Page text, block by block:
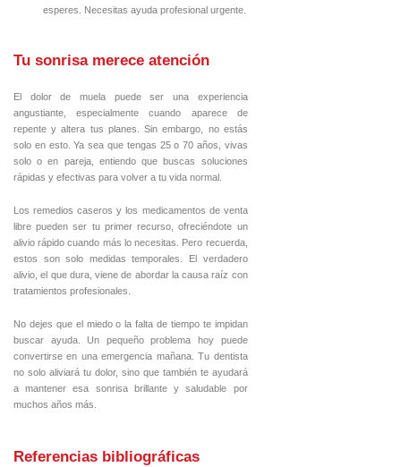
esperes. Necesitas ayuda profesional urgente.
Tu sonrisa merece atención
El dolor de muela puede ser una experiencia
angustiante, especialmente cuando aparece de
repente y altera tus planes. Sin embargo, no estás
solo en esto. Ya sea que tengas 25 o 70 años, vivas
solo o en pareja, entiendo que buscas soluciones
rápidas y efectivas para volver a tu vida normal.
Los remedios caseros y los medicamentos de venta
libre pueden ser tu primer recurso, ofreciéndote un
alivio rápido cuando más lo necesitas. Pero recuerda,
estos son solo medidas temporales. El verdadero
alivio, el que dura, viene de abordar la causa raíz con
tratamientos profesionales.
No dejes que el miedo o la falta de tiempo te impidan
buscar ayuda. Un pequeño problema hoy puede
convertirse en una emergencia mañana. Tu dentista
no solo aliviará tu dolor, sino que también te ayudará
a mantener esa sonrisa brillante y saludable por
muchos años más.
Referencias bibliográficas